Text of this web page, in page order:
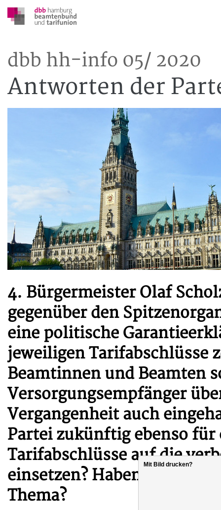
dbb hh-info 05/ 2020
Antworten der
4. Bürgermeister Olaf
gegenüber den
eine politische
jeweiligen Tarifabschlüsse
Beamtinnen und Beamten
Versorgungsempfänger
Vergangenheit auch
Partei zukünftig ebenso für
Tarifabschlüsse auf die
einsetzen? Haben Sie ggf.
Thema?
Mit Bild drucken?